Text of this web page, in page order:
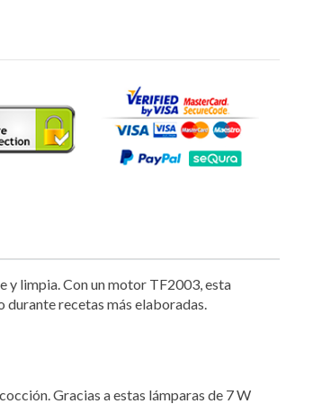
y limpia. Con un motor TF2003, esta
durante recetas más elaboradas.
Gracias a estas lámparas de 7 W